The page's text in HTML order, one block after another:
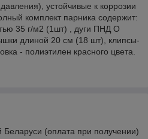
устойчивые к коррозии
комплект парника содержит:
35 г/м2 (1шт) , дуги ПНД O
длиной 20 см (18 шт), клипсы-
- полиэтилен красного цвета.
Беларуси (оплата при получении)